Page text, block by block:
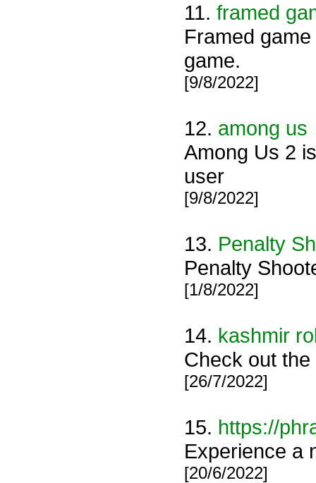
11. framed
Framed
game.
[9/8/2022]
12. among us
Among Us 2
user
[9/8/2022]
13. Penalty
Penalty
[1/8/2022]
14. kashmir
Check out
[26/7/2022]
15. https://
Experience a
[20/6/2022]